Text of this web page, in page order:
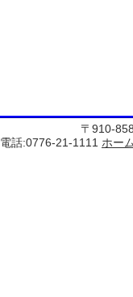
〒910-
電話:0776-21-1111 ホー